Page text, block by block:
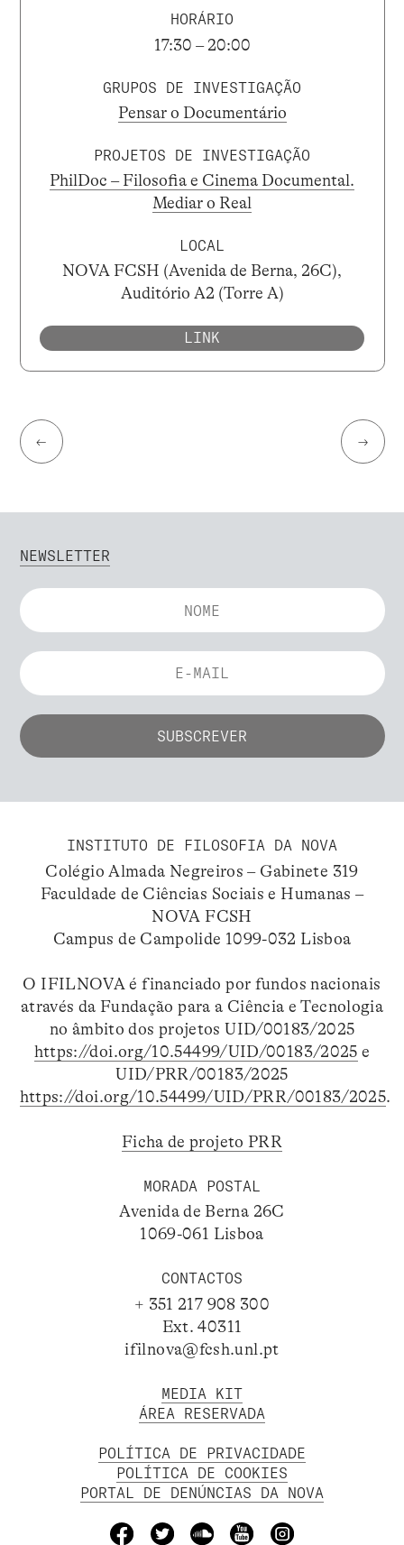
HORÁRIO
17:30 – 20:00
GRUPOS DE INVESTIGAÇÃO
Pensar o Documentário
PROJETOS DE INVESTIGAÇÃO
PhilDoc – Filosofia e Cinema Documental.
Mediar o Real
LOCAL
NOVA FCSH (Avenida de Berna, 26C),
Auditório A2 (Torre A)
LINK
← →
NEWSLETTER
INSTITUTO DE FILOSOFIA DA NOVA
Colégio Almada Negreiros – Gabinete 319
Faculdade de Ciências Sociais e Humanas –
NOVA FCSH
Campus de Campolide 1099-032 Lisboa
O IFILNOVA é financiado por fundos nacionais
através da Fundação para a Ciência e Tecnologia
no âmbito dos projetos UID/00183/2025
https://doi.org/10.54499/UID/00183/2025 e
UID/PRR/00183/2025
https://doi.org/10.54499/UID/PRR/00183/2025.
Ficha de projeto PRR
MORADA POSTAL
Avenida de Berna 26C
1069-061 Lisboa
CONTACTOS
+ 351 217 908 300
Ext. 40311
ifilnova@fcsh.unl.pt
MEDIA KIT
ÁREA RESERVADA
POLÍTICA DE PRIVACIDADE
POLÍTICA DE COOKIES
PORTAL DE DENÚNCIAS DA NOVA